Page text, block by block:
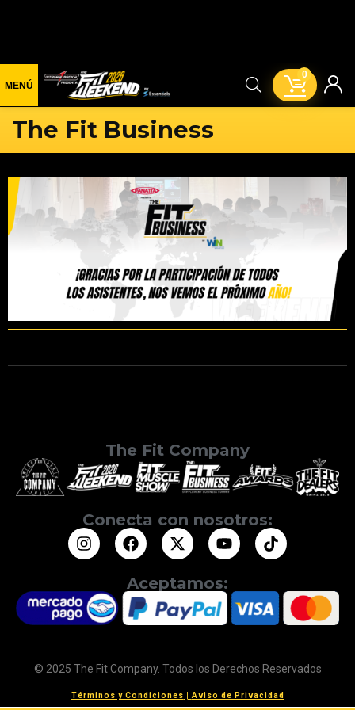
0
The Fit Business
The Fit Company
Conecta con nosotros:
Aceptamos:
© 2025 The Fit Company. Todos los Derechos Reservados
Términos y Condiciones Aviso de Privacidad